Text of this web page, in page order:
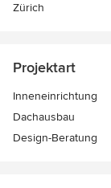
Zürich
Projektart
Inneneinrichtung
Dachausbau
Design-Beratung